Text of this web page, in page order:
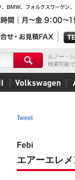
ルノー・
検索可能
Tweet
Febi
エアーエレ